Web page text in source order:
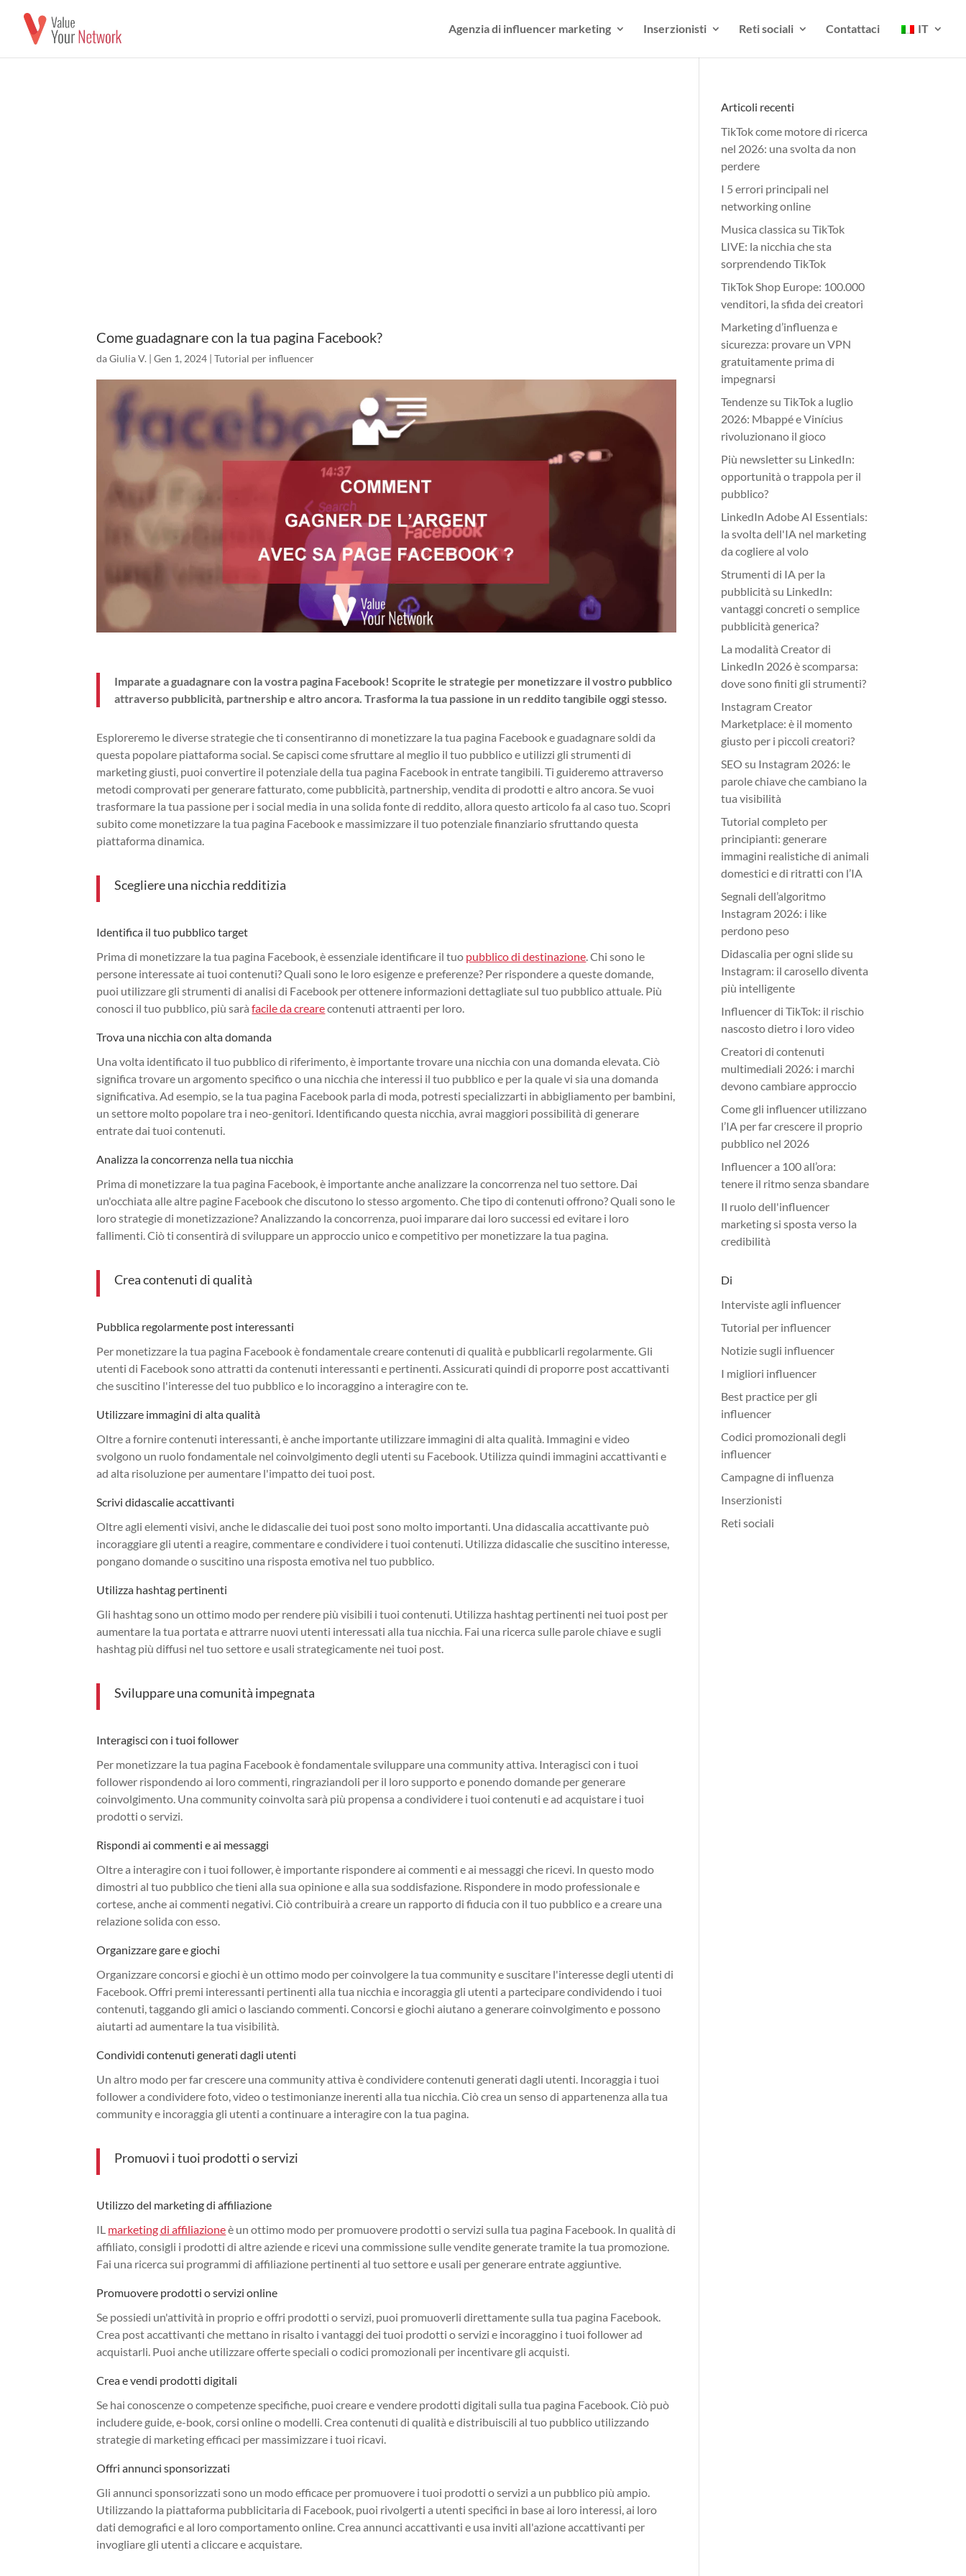
Agenzia di influencer marketing Inserzionisti Reti sociali Contattaci IT
Come guadagnare con la tua pagina Facebook?
daGiulia V. |Gen 1, 2024 |Tutorial per influencer
Imparate a guadagnare con la vostra pagina Facebook! Scoprite le strategie per monetizzare il vostro pubblico
attraverso pubblicità, partnership e altro ancora. Trasforma la tua passione in un reddito tangibile oggi stesso.
Esploreremo le diverse strategie che ti consentiranno di monetizzare la tua pagina Facebook e guadagnare soldi da
questa popolare piattaforma social. Se capisci come sfruttare al meglio il tuo pubblico e utilizzi gli strumenti di
marketing giusti, puoi convertire il potenziale della tua pagina Facebook in entrate tangibili. Ti guideremo attraverso
metodi comprovati per generare fatturato, come pubblicità, partnership, vendita di prodotti e altro ancora. Se vuoi
trasformare la tua passione per i social media in una solida fonte di reddito, allora questo articolo fa al caso tuo. Scopri
subito come monetizzare la tua pagina Facebook e massimizzare il tuo potenziale finanziario sfruttando questa
piattaforma dinamica.
Scegliere una nicchia redditizia
Identifica il tuo pubblico target
Prima di monetizzare la tua pagina Facebook, è essenziale identificare il tuo pubblico di destinazione . Chi sono le
persone interessate ai tuoi contenuti? Quali sono le loro esigenze e preferenze? Per rispondere a queste domande,
puoi utilizzare gli strumenti di analisi di Facebook per ottenere informazioni dettagliate sul tuo pubblico attuale. Più
conosci il tuo pubblico, più saràfacile da crearecontenuti attraenti per loro.
Trova una nicchia con alta domanda
Una volta identificato il tuo pubblico di riferimento, è importante trovare una nicchia con una domanda elevata. Ciò
significa trovare un argomento specifico o una nicchia che interessi il tuo pubblico e per la quale vi sia una domanda
significativa. Ad esempio, se la tua pagina Facebook parla di moda, potresti specializzarti in abbigliamento per bambini,
un settore molto popolare tra i neo-genitori. Identificando questa nicchia, avrai maggiori possibilità di generare
entrate dai tuoi contenuti.
Analizza la concorrenza nella tua nicchia
Prima di monetizzare la tua pagina Facebook, è importante anche analizzare la concorrenza nel tuo settore. Dai
un'occhiata alle altre pagine Facebook che discutono lo stesso argomento. Che tipo di contenuti offrono? Quali sono le
loro strategie di monetizzazione? Analizzando la concorrenza, puoi imparare dai loro successi ed evitare i loro
fallimenti. Ciò ti consentirà di sviluppare un approccio unico e competitivo per monetizzare la tua pagina.
Crea contenuti di qualità
Pubblica regolarmente post interessanti
Per monetizzare la tua pagina Facebook è fondamentale creare contenuti di qualità e pubblicarli regolarmente. Gli
utenti di Facebook sono attratti da contenuti interessanti e pertinenti. Assicurati quindi di proporre post accattivanti
che suscitino l'interesse del tuo pubblico e lo incoraggino a interagire con te.
Utilizzare immagini di alta qualità
Oltre a fornire contenuti interessanti, è anche importante utilizzare immagini di alta qualità. Immagini e video
svolgono un ruolo fondamentale nel coinvolgimento degli utenti su Facebook. Utilizza quindi immagini accattivanti e
ad alta risoluzione per aumentare l'impatto dei tuoi post.
Scrivi didascalie accattivanti
Oltre agli elementi visivi, anche le didascalie dei tuoi post sono molto importanti. Una didascalia accattivante può
incoraggiare gli utenti a reagire, commentare e condividere i tuoi contenuti. Utilizza didascalie che suscitino interesse,
pongano domande o suscitino una risposta emotiva nel tuo pubblico.
Utilizza hashtag pertinenti
Gli hashtag sono un ottimo modo per rendere più visibili i tuoi contenuti. Utilizza hashtag pertinenti nei tuoi post per
aumentare la tua portata e attrarre nuovi utenti interessati alla tua nicchia. Fai una ricerca sulle parole chiave e sugli
hashtag più diffusi nel tuo settore e usali strategicamente nei tuoi post.
Sviluppare una comunità impegnata
Interagisci con i tuoi follower
Per monetizzare la tua pagina Facebook è fondamentale sviluppare una community attiva. Interagisci con i tuoi
follower rispondendo ai loro commenti, ringraziandoli per il loro supporto e ponendo domande per generare
coinvolgimento. Una community coinvolta sarà più propensa a condividere i tuoi contenuti e ad acquistare i tuoi
prodotti o servizi.
Rispondi ai commenti e ai messaggi
Oltre a interagire con i tuoi follower, è importante rispondere ai commenti e ai messaggi che ricevi. In questo modo
dimostri al tuo pubblico che tieni alla sua opinione e alla sua soddisfazione. Rispondere in modo professionale e
cortese, anche ai commenti negativi. Ciò contribuirà a creare un rapporto di fiducia con il tuo pubblico e a creare una
relazione solida con esso.
Organizzare gare e giochi
Organizzare concorsi e giochi è un ottimo modo per coinvolgere la tua community e suscitare l'interesse degli utenti di
Facebook. Offri premi interessanti pertinenti alla tua nicchia e incoraggia gli utenti a partecipare condividendo i tuoi
contenuti, taggando gli amici o lasciando commenti. Concorsi e giochi aiutano a generare coinvolgimento e possono
aiutarti ad aumentare la tua visibilità.
Condividi contenuti generati dagli utenti
Un altro modo per far crescere una community attiva è condividere contenuti generati dagli utenti. Incoraggia i tuoi
follower a condividere foto, video o testimonianze inerenti alla tua nicchia. Ciò crea un senso di appartenenza alla tua
community e incoraggia gli utenti a continuare a interagire con la tua pagina.
Promuovi i tuoi prodotti o servizi
Utilizzo del marketing di affiliazione
IL marketing di affiliazioneè un ottimo modo per promuovere prodotti o servizi sulla tua pagina Facebook. In qualità di
affiliato, consigli i prodotti di altre aziende e ricevi una commissione sulle vendite generate tramite la tua promozione.
Fai una ricerca sui programmi di affiliazione pertinenti al tuo settore e usali per generare entrate aggiuntive.
Promuovere prodotti o servizi online
Se possiedi un'attività in proprio e offri prodotti o servizi, puoi promuoverli direttamente sulla tua pagina Facebook.
Crea post accattivanti che mettano in risalto i vantaggi dei tuoi prodotti o servizi e incoraggino i tuoi follower ad
acquistarli. Puoi anche utilizzare offerte speciali o codici promozionali per incentivare gli acquisti.
Crea e vendi prodotti digitali
Se hai conoscenze o competenze specifiche, puoi creare e vendere prodotti digitali sulla tua pagina Facebook. Ciò può
includere guide, e-book, corsi online o modelli. Crea contenuti di qualità e distribuiscili al tuo pubblico utilizzando
strategie di marketing efficaci per massimizzare i tuoi ricavi.
Offri annunci sponsorizzati
Gli annunci sponsorizzati sono un modo efficace per promuovere i tuoi prodotti o servizi a un pubblico più ampio.
Utilizzando la piattaforma pubblicitaria di Facebook, puoi rivolgerti a utenti specifici in base ai loro interessi, ai loro
dati demografici e al loro comportamento online. Crea annunci accattivanti e usa inviti all'azione accattivanti per
invogliare gli utenti a cliccare e acquistare.
Articoli recenti
TikTok come motore di ricerca
nel 2026: una svolta da non
perdere
I 5 errori principali nel
networking online
Musica classica su TikTok
LIVE: la nicchia che sta
sorprendendo TikTok
TikTok Shop Europe: 100.000
venditori, la sfida dei creatori
Marketing d’influenza e
sicurezza: provare un VPN
gratuitamente prima di
impegnarsi
Tendenze su TikTok a luglio
2026: Mbappé e Vinícius
rivoluzionano il gioco
Più newsletter su LinkedIn:
opportunità o trappola per il
pubblico?
LinkedIn Adobe AI Essentials:
la svolta dell'IA nel marketing
da cogliere al volo
Strumenti di IA per la
pubblicità su LinkedIn:
vantaggi concreti o semplice
pubblicità generica?
La modalità Creator di
LinkedIn 2026 è scomparsa:
dove sono finiti gli strumenti?
Instagram Creator
Marketplace: è il momento
giusto per i piccoli creatori?
SEO su Instagram 2026: le
parole chiave che cambiano la
tua visibilità
Tutorial completo per
principianti: generare
immagini realistiche di animali
domestici e di ritratti con l’IA
Segnali dell’algoritmo
Instagram 2026: i like
perdono peso
Didascalia per ogni slide su
Instagram: il carosello diventa
più intelligente
Influencer di TikTok: il rischio
nascosto dietro i loro video
Creatori di contenuti
multimediali 2026: i marchi
devono cambiare approccio
Come gli influencer utilizzano
l’IA per far crescere il proprio
pubblico nel 2026
Influencer a 100 all’ora:
tenere il ritmo senza sbandare
Il ruolo dell'influencer
marketing si sposta verso la
credibilità
Di
Interviste agli influencer
Tutorial per influencer
Notizie sugli influencer
I migliori influencer
Best practice per gli
influencer
Codici promozionali degli
influencer
Campagne di influenza
Inserzionisti
Reti sociali